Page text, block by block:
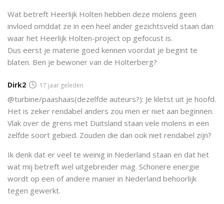
Wat betreft Heerlijk Holten hebben deze molens geen
invloed omddat ze in een heel ander gezichtsveld staan dan
waar het Heerlijk Holten-project op gefocust is.
Dus eerst je materie goed kennen voordat je begint te
blaten. Ben je bewoner van de Holterberg?
Dirk2 17 jaar geleden
@turbine/paashaas(dezelfde auteurs?): Je kletst uit je hoofd.
Het is zeker rendabel anders zou men er niet aan beginnen.
Vlak over de grens met Duitsland staan vele molens in een
zelfde soort gebied. Zouden die dan ook niet rendabel zijn?
Ik denk dat er veel te weinig in Nederland staan en dat het
wat mij betreft wel uitgebreider mag. Schonere energie
wordt op een of andere manier in Nederland behoorlijk
tegen gewerkt.